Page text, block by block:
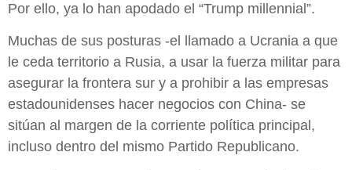
Por ello, ya lo han apodado el “Trump millennial”.
Muchas de sus posturas -el llamado a Ucrania a que
le ceda territorio a Rusia, a usar la fuerza militar para
asegurar la frontera sur y a prohibir a las empresas
estadounidenses hacer negocios con China- se
sitúan al margen de la corriente política principal,
incluso dentro del mismo Partido Republicano.